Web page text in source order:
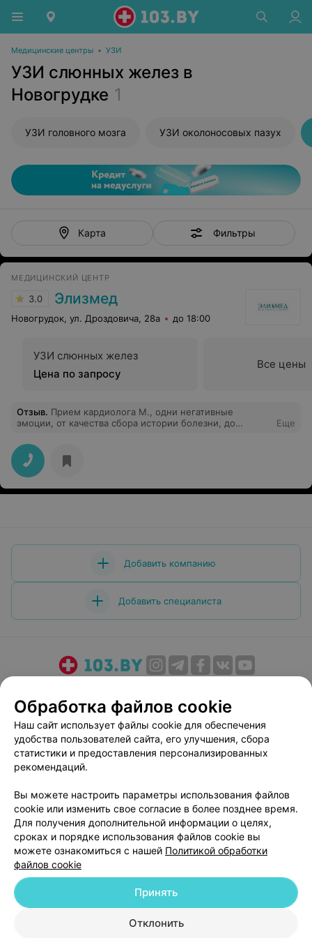
Медицинские центры • УЗИ
УЗИ слюнных желез в
Новогрудке 1
УЗИ головного мозга УЗИ околоносовых пазух
Карта Фильтры
МЕДИЦИНСКИЙ ЦЕНТР
3.0 Элизмед
Новогрудок, ул. Дроздовича, 28а до 18:00
УЗИ слюнных желез
Цена по запросу
Все цены
Отзыв. Прием кардиолога М., одни негативные
эмоции, от качества сбора истории болезни, до
мерять и слушать одновременно легкие через кофту -
уж простите. Имея 30 мин на пациента и его осмотр.
Деньги на ветер, буду обращаться выше.
Еще
Добавить компанию
Добавить специалиста
Медицинский маркетинг
Публичный договор
Пользовательское соглашение
Способы оплаты
Вакансии
Партнеры
Персональные настройки cookie
Обработка персональных данных
© 2026 ООО «Артокс Лаб», УНП 191700409| 220012, Республика Беларусь,
Обработка файлов cookie
Наш сайт использует файлы cookie для обеспечения
удобства пользователей сайта, его улучшения, сбора
статистики и предоставления персонализированных
рекомендаций.
Вы можете настроить параметры использования файлов
cookie или изменить свое согласие в более позднее время.
Для получения дополнительной информации о целях,
сроках и порядке использования файлов cookie вы
можете ознакомиться с нашей Политикой обработки
файлов cookie
Отклонить
Принять